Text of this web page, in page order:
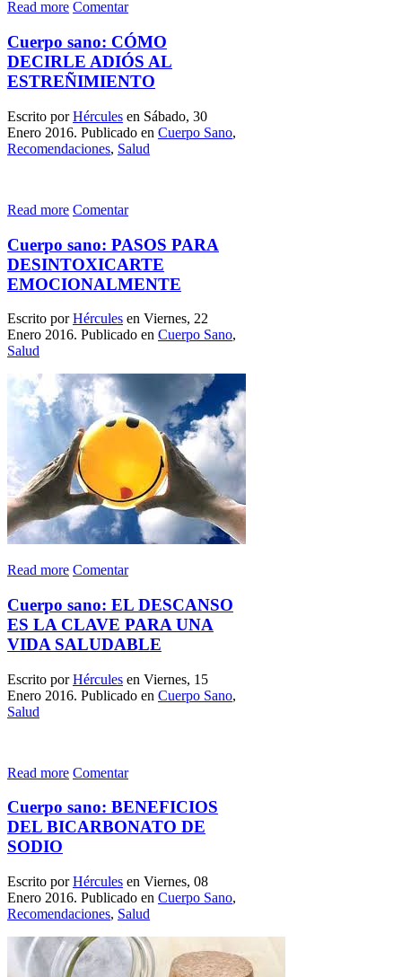
Read more Comentar
Cuerpo sano: CÓMO
DECIRLE ADIÓS AL
ESTREÑIMIENTO
Escrito porHércules en Sábado, 30
Enero 2016. Publicado en Cuerpo Sano,
Recomendaciones, Salud
Read more Comentar
Cuerpo sano: PASOS PARA
DESINTOXICARTE
EMOCIONALMENTE
Escrito porHércules en Viernes, 22
Enero 2016. Publicado en Cuerpo Sano,
Salud
Read more Comentar
Cuerpo sano: EL DESCANSO
ES LA CLAVE PARA UNA
VIDA SALUDABLE
Escrito porHércules en Viernes, 15
Enero 2016. Publicado en Cuerpo Sano,
Salud
Read more Comentar
Cuerpo sano: BENEFICIOS
DEL BICARBONATO DE
SODIO
Escrito porHércules en Viernes, 08
Enero 2016. Publicado en Cuerpo Sano,
Recomendaciones, Salud